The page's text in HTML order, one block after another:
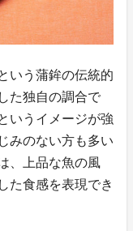
いう蒲鉾の伝統的
た独自の調合で
いうイメージが強
みのない方も多い
、上品な魚の風
た食感を表現でき